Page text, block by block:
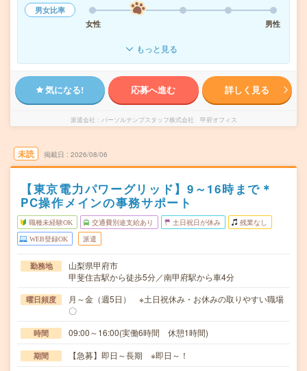
男女比率
女性
男性
もっと見る
気になる! 応募へ進む 詳しく見る
派遣会社 パーソルテンプスタッフ株式会社 甲府オフィス
未読 掲載日 2026/08/06
【東京電力パワーグリッド】9～16時まで＊
PC操作メインの事務サポート
職種未経験OK 交通費別途支給あり 土日祝日が休み 残業なし
WEB登録OK 派遣
勤務地
山梨県甲府市
甲斐住吉駅から徒歩5分／南甲府駅から車4分
曜日頻度
月～金（週5日） ※土日祝休み・お休みの取りやすい職場
〇
時間 09:00～16:00(実働6時間 休憩1時間)
期間 【急募】即日～長期 ※即日～！